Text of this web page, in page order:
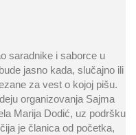
saradnike i saborce u
jasno kada, slučajno ili
za vest o kojoj pišu.
organizovanja Sajma
Marija Dodić, uz podršku
je članica od početka,